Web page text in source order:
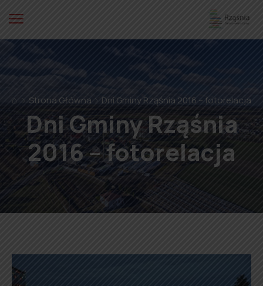
⌂ Strona Główna Dni Gminy Rząśnia 2016 – fotorelacja
Dni Gminy Rząśnia
2016 – fotorelacja